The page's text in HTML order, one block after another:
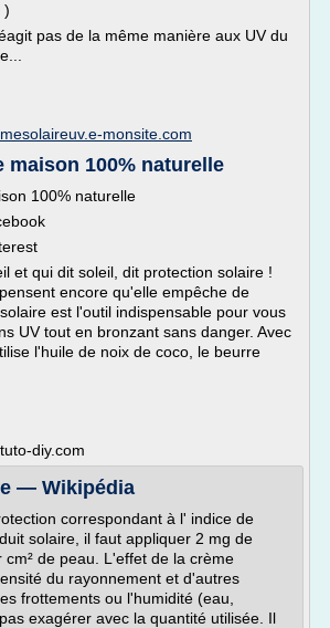
)
pas de la même manière aux UV du
monsite.com
maison 100% naturelle
100% naturelle
et qui dit soleil, dit protection solaire !
encore qu'elle empêche de
est l'outil indispensable pour vous
UV tout en bronzant sans danger. Avec
l'huile de noix de coco, le beurre
diy.com
— Wikipédia
correspondant à l' indice de
solaire, il faut appliquer 2 mg de
de peau. L'effet de la crème
du rayonnement et d'autres
frottements ou l'humidité (eau,
exagérer avec la quantité utilisée. Il